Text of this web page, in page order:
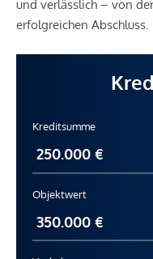
und verlässlich – von
erfolgreichen Abschluss.
Kreditsumme
Objektwert